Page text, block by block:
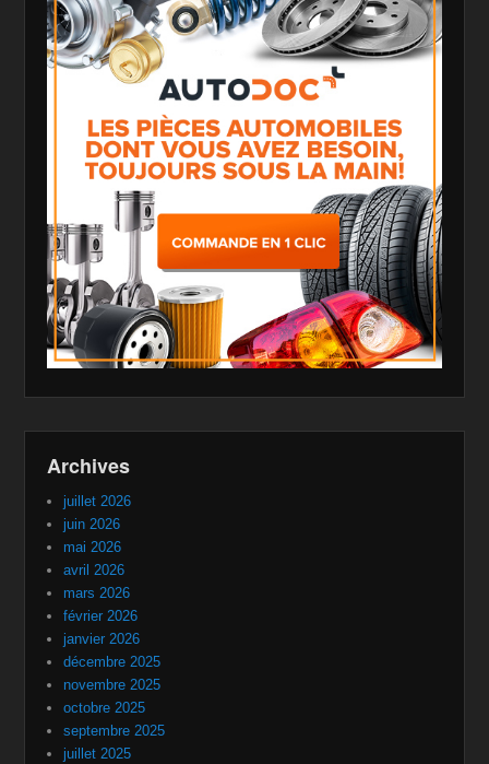
Archives
juillet 2026
juin 2026
mai 2026
avril 2026
mars 2026
février 2026
janvier 2026
décembre 2025
novembre 2025
octobre 2025
septembre 2025
juillet 2025